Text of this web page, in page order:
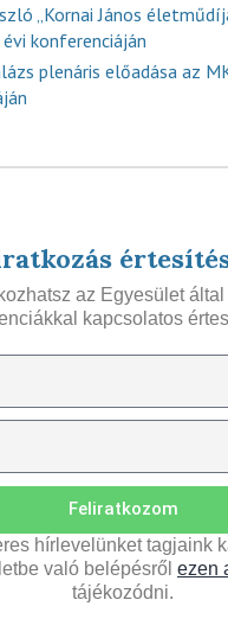
„Kornai János
konferenciáján
plenáris előadása az
az Egyesület
kapcsolatos
Feliratkozom
hírlevelünket tagjaink
való belépésről ezen
tájékozódni.